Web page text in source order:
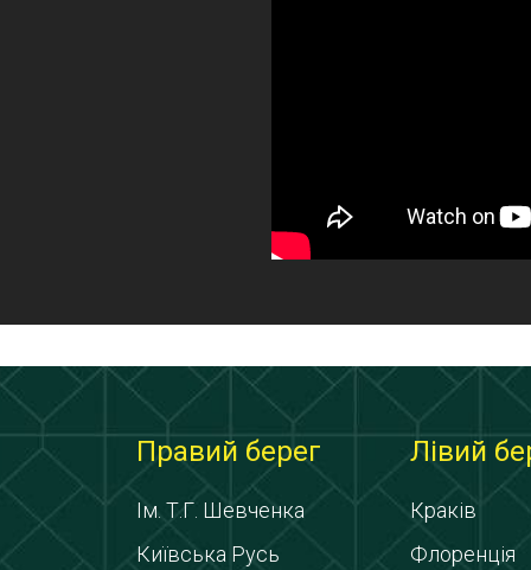
Правий берег
Ім. Т.Г. Шевченка
Київська Русь
Лівий
Краків
Флоренція